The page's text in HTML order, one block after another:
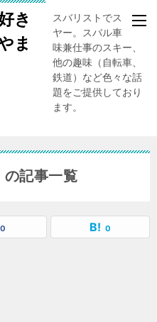
き
ま
スバリストでスキー
ヤー。スバル車、趣
味兼仕事のスキー、
他の趣味（自転車、
鉄道）など色々な話
題をご提供しており
ます。
の記事一覧
0 0